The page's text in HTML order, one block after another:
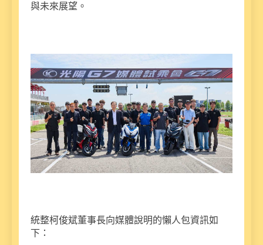
與未來展望。
統整柯俊斌董事長向媒體說明的懶人包資訊如
下：